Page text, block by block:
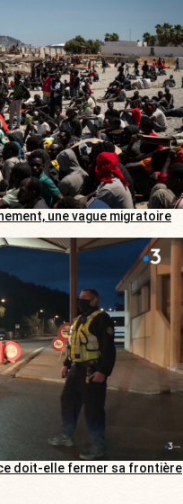
une vague migratoire
doit-elle fermer sa frontière